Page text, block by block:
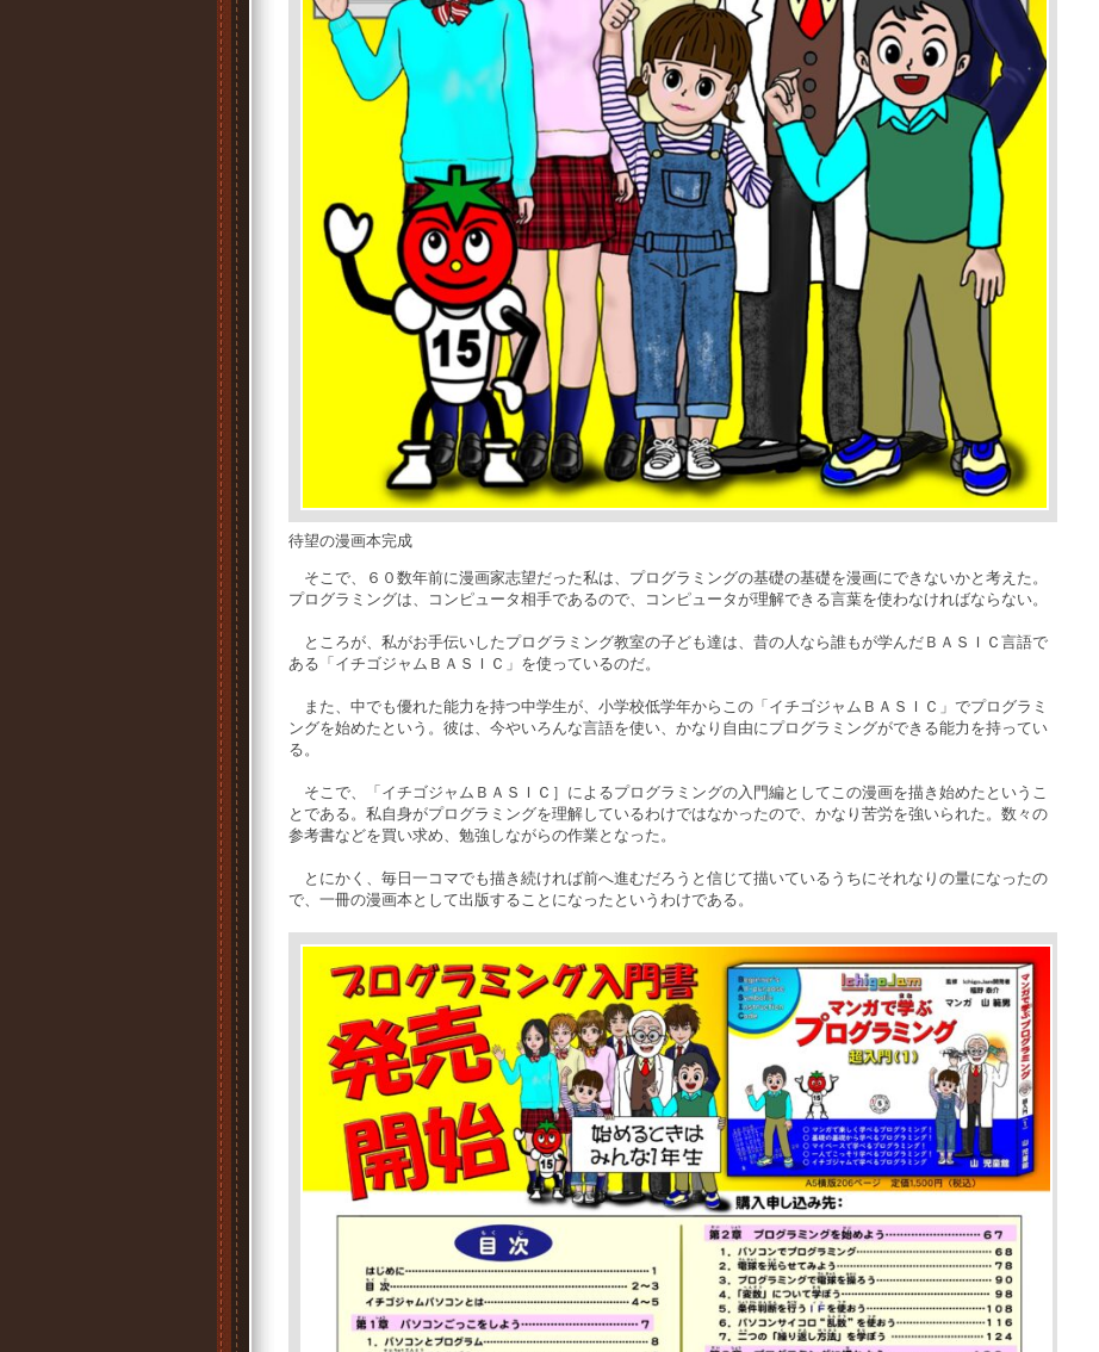
待望の漫画本完成
そこで、６０数年前に漫画家志望だった私は、プログラミングの基礎の基礎を漫画にできないかと考えた。
プログラミングは、コンピュータ相手であるので、コンピュータが理解できる言葉を使わなければならない。
ところが、私がお手伝いしたプログラミング教室の子ども達は、昔の人なら誰もが学んだＢＡＳＩＣ言語で
ある「イチゴジャムＢＡＳＩＣ」を使っているのだ。
また、中でも優れた能力を持つ中学生が、小学校低学年からこの「イチゴジャムＢＡＳＩＣ」でプログラミ
ングを始めたという。彼は、今やいろんな言語を使い、かなり自由にプログラミングができる能力を持ってい
る。
そこで、「イチゴジャムＢＡＳＩＣ］によるプログラミングの入門編としてこの漫画を描き始めたというこ
とである。私自身がプログラミングを理解しているわけではなかったので、かなり苦労を強いられた。数々の
参考書などを買い求め、勉強しながらの作業となった。
とにかく、毎日一コマでも描き続ければ前へ進むだろうと信じて描いているうちにそれなりの量になったの
で、一冊の漫画本として出版することになったというわけである。